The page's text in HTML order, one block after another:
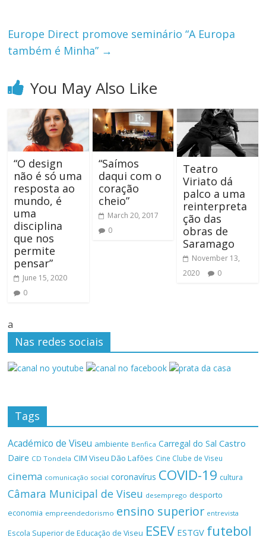
Europe Direct promove seminário “A Europa
também é Minha” →
You May Also Like
“O design
não é só uma
resposta ao
mundo, é
uma
disciplina
que nos
permite
pensar”
June 15, 2020
0
“Saímos
daqui com o
coração
cheio”
March 20, 2017
0
Teatro
Viriato dá
palco a uma
reinterpreta
ção das
obras de
Saramago
November 13,
2020
0
a
Nas redes sociais
Tags
Académico de Viseu ambiente Benfica Carregal do Sal Castro
Daire CD Tondela CIM Viseu Dão Lafões Cine Clube de Viseu
cinema comunicação social coronavírus COVID-19 cultura
Câmara Municipal de Viseu desemprego desporto
economia empreendedorismo ensino superior entrevista
Escola Superior de Educação de Viseu ESEV ESTGV futebol